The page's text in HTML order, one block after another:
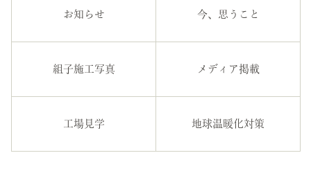
お知らせ 今、思うこと
組子施工写真 メディア掲載
工場見学 地球温暖化対策